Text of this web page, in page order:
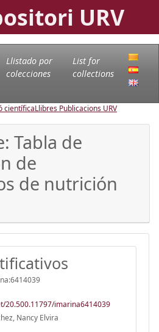
URV
Llistado por
colecciones
List for
collections
científicaLlibres Publicacions URV
Tabla de
de
de nutrición
20.500.11797/imarina6414039
Nancy Elvira